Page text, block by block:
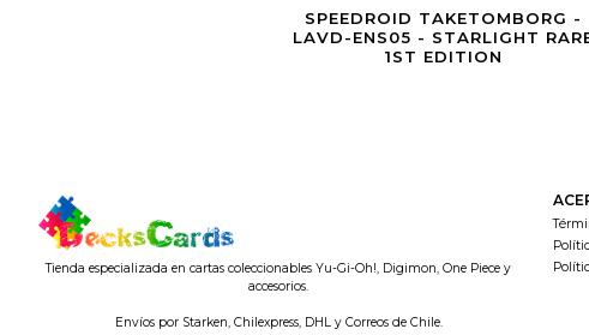
SPEEDROID TAKETOMBORG -
LAVD-ENS05 - STARLIGHT
1ST EDITION
Tienda especializada en cartas coleccionables Yu-Gi-Oh!, Digimon, One Piece y
accesorios.
Envíos por Starken, Chilexpress, DHL y Correos de Chile.